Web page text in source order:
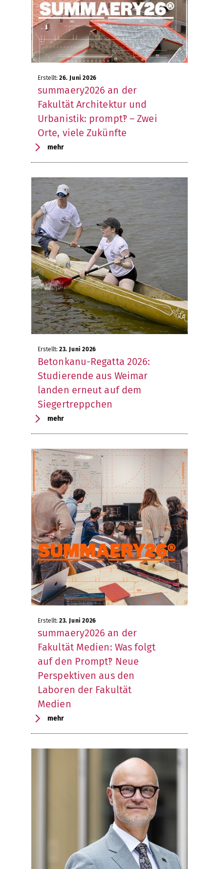
Erstellt: 26. Juni 2026
summaery2026 an der
Fakultät Architektur und
Urbanistik: prompt‽ – Zwei
Orte, viele Zukünfte
mehr
Erstellt: 23. Juni 2026
Betonkanu-Regatta 2026:
Studierende aus Weimar
landen erneut auf dem
Siegertreppchen
mehr
Erstellt: 23. Juni 2026
summaery2026 an der
Fakultät Medien: Was folgt
auf den Prompt‽ Neue
Perspektiven aus den
Laboren der Fakultät
Medien
mehr